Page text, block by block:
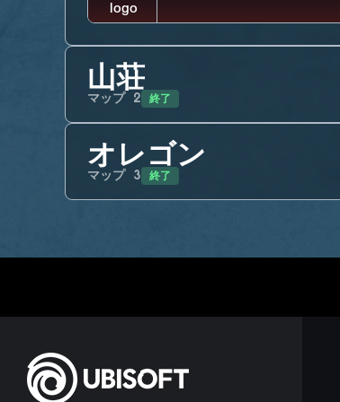
山荘
マップ 2 終了
オレゴン
マップ 3 終了